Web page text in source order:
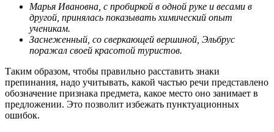
Марья Ивановна, с пробиркой в одной руке и весами в
другой, принялась показывать химический опыт
ученикам.
Заснеженный, со сверкающей вершиной, Эльбрус
поражал своей красотой туристов.
Таким образом, чтобы правильно расставить знаки
препинания, надо учитывать, какой частью речи представлено
обозначение признака предмета, какое место оно занимает в
предложении. Это позволит избежать пунктуационных
ошибок.